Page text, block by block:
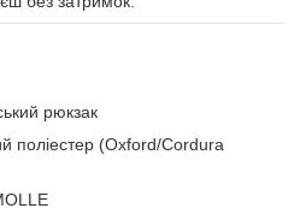
рюкзак
поліестер (Oxford/Cordura